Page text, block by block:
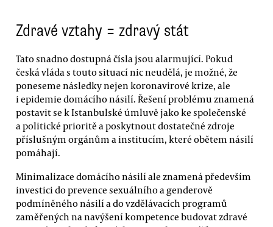
Zdravé vztahy = zdravý stát
Tato snadno dostupná čísla jsou alarmující. Pokud
česká vláda s touto situací nic neudělá, je možné, že
poneseme následky nejen koronavirové krize, ale
i epidemie domácího násilí. Řešení problému znamená
postavit se k Istanbulské úmluvě jako ke společenské
a politické prioritě a poskytnout dostatečné zdroje
příslušným orgánům a institucím, které obětem násilí
pomáhají.
Minimalizace domácího násilí ale znamená především
investici do prevence sexuálního a genderově
podmíněného násilí a do vzdělávacích programů
zaměřených na navýšení kompetence budovat zdravé